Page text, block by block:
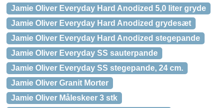
Jamie Oliver Everyday Hard Anodized 5,0 liter gryde
Jamie Oliver Everyday Hard Anodized grydesæt
Jamie Oliver Everyday Hard Anodized stegepande
Jamie Oliver Everyday SS sauterpande
Jamie Oliver Everyday SS stegepande, 24 cm.
Jamie Oliver Granit Morter
Jamie Oliver Måleskeer 3 stk